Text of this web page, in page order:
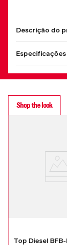
Descrição do
Especificações
Shop the look
Top Diesel